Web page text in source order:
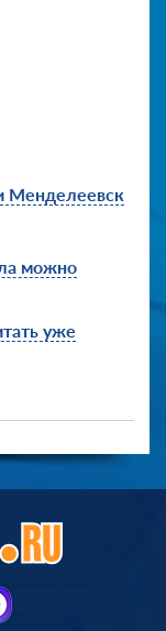
Менделеевск
можно
уже